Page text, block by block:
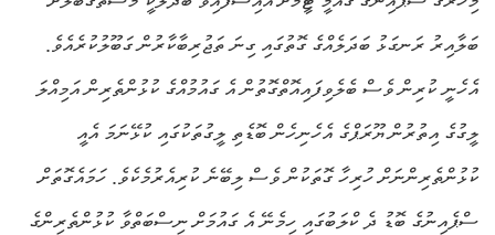
ބަލާއިރު ރަނގަޅު ބަދަލެއްގެ ގޮތުގައި ގިނަ ތަޖުރިބާކާރުން ގަބޫލުކުރެއެވެ.
އެހެނީ ކުރިން ވެސް ބެލެވިފައިއޮތްގޮތުން އެ ގައުމުއްގެ ކުޅުންތެރިން އަމިއްލަ
ލީގުގެ އިތުރުން ޔޫރަޕްގެ އެހެނިހެން ބޮޑެތި ލީގުތަކުގައި ކުޅޭނަމަ އެއީ
ކުޅުންތެރިންނަށް ހުރިހާ ގޮތަކުން ވެސް ލިބޭނެ ކުރިއެރުމެކެވެ. ހަމައެގޮތަށް
ސްޕެއިނުގެ ބޮޑު ދެ ކްލަބުގައި ހިމެނޭ އެ ގައުމަށް ނިސްބަތްވާ ކުޅުންތެރިންގެ